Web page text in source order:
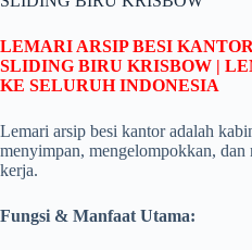
LEMARI ARSIP BESI
SLIDING BIRU KRISBOW |
KE SELURUH INDONESIA
Lemari arsip besi kantor adalah
menyimpan, mengelompokkan, dan
kerja.
Fungsi & Manfaat Utama: